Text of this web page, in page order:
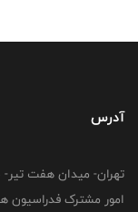
آدرس
امور مشترک فدراسیون